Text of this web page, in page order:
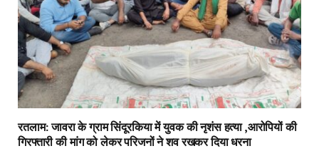
रतलाम: जावरा के ग्राम सिंदूरकिया में युवक की नृशंस हत्या ,आरोपियों की
गिरफ्तारी की मांग को लेकर परिजनों ने शव रखकर दिया धरना